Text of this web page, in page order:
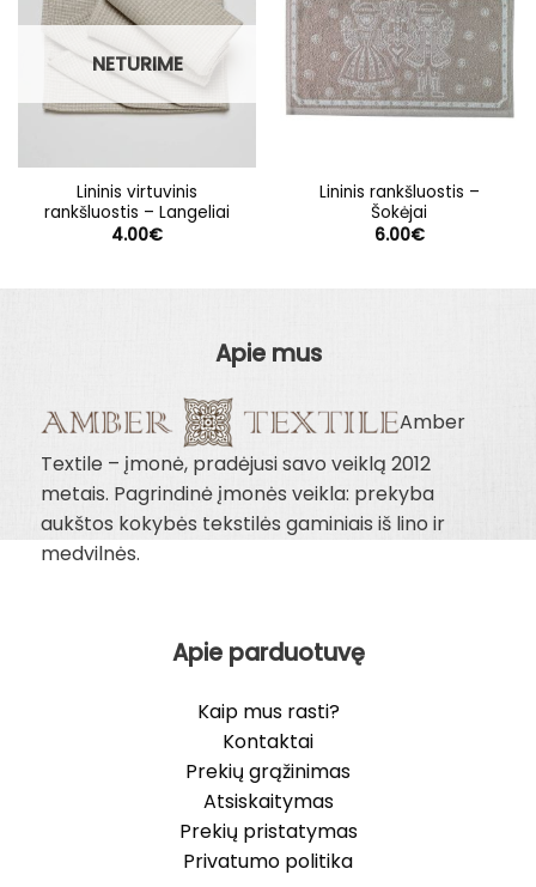
NETURIME
Lininis virtuvinis
rankšluostis – Langeliai
4.00€
Lininis rankšluostis –
Šokėjai
6.00€
Apie mus
Amber
Textile – įmonė, pradėjusi savo veiklą 2012
metais. Pagrindinė įmonės veikla: prekyba
aukštos kokybės tekstilės gaminiais iš lino ir
medvilnės.
Apie parduotuvę
Kaip mus rasti?
Kontaktai
Prekių grąžinimas
Atsiskaitymas
Prekių pristatymas
Privatumo politika